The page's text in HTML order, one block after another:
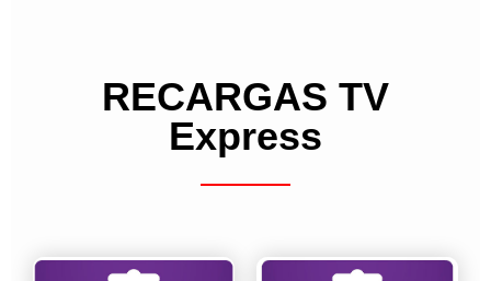
RECARGAS TV
Express